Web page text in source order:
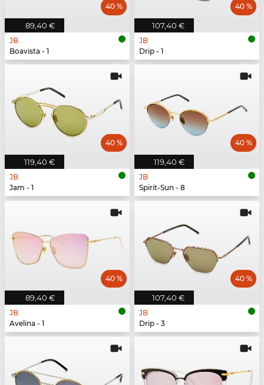
89,40 €
40 %
JB
Boavista - 1
107,40 €
40 %
JB
Drip - 1
119,40 €
40 %
JB
Jam - 1
119,40 €
40 %
JB
Spirit-Sun - 8
89,40 €
40 %
JB
Avelina - 1
107,40 €
40 %
JB
Drip - 3